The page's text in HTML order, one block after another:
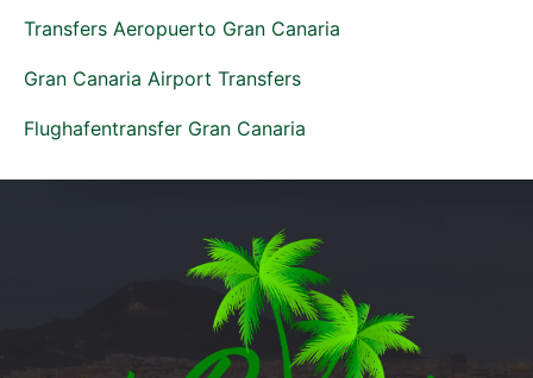
Transfers Aeropuerto Gran Canaria
Gran Canaria Airport Transfers
Flughafentransfer Gran Canaria